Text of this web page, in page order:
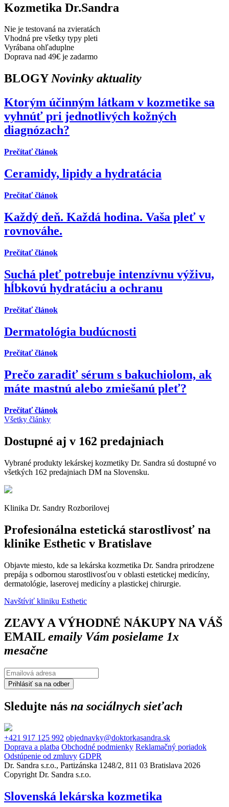
Kozmetika Dr.Sandra
Nie je testovaná na zvieratách
Vhodná pre všetky typy pleti
Vyrábana ohľaduplne
Doprava nad 49€ je zadarmo
BLOGYNovinky aktuality
Ktorým účinným látkam v kozmetike sa
vyhnúť pri jednotlivých kožných
diagnózach?
Prečítať článok
Ceramidy, lipidy a hydratácia
Prečítať článok
Každý deň. Každá hodina. Vaša pleť v
rovnováhe.
Prečítať článok
Suchá pleť potrebuje intenzívnu výživu,
hĺbkovú hydratáciu a ochranu
Prečítať článok
Dermatológia budúcnosti
Prečítať článok
Prečo zaradiť sérum s bakuchiolom, ak
máte mastnú alebo zmiešanú pleť?
Prečítať článok
Všetky články
Dostupné aj v 162 predajniach
Vybrané produkty lekárskej kozmetiky Dr. Sandra sú dostupné vo
všetkých 162 predajniach DM na Slovensku.
Klinika Dr. Sandry Rozborilovej
Profesionálna estetická starostlivosť na
klinike Esthetic v Bratislave
Objavte miesto, kde sa lekárska kozmetika Dr. Sandra prirodzene
prepája s odbornou starostlivosťou v oblasti estetickej medicíny,
dermatológie, laserovej medicíny a plastickej chirurgie.
Navštíviť kliniku Esthetic
ZĽAVY A VÝHODNÉ NÁKUPY NA VÁŠ
EMAIL emaily Vám posielame 1x
mesačne
Sledujte nás na sociálnych sieťach
+421 917 125 992 objednavky@doktorkasandra.sk
Doprava a platba Obchodné podmienky Reklamačný poriadok
Odstúpenie od zmluvy GDPR
Dr. Sandra s.r.o., Partizánska 1248/2, 811 03 Bratislava 2026
Copyright Dr. Sandra s.r.o.
Slovenská lekárska kozmetika